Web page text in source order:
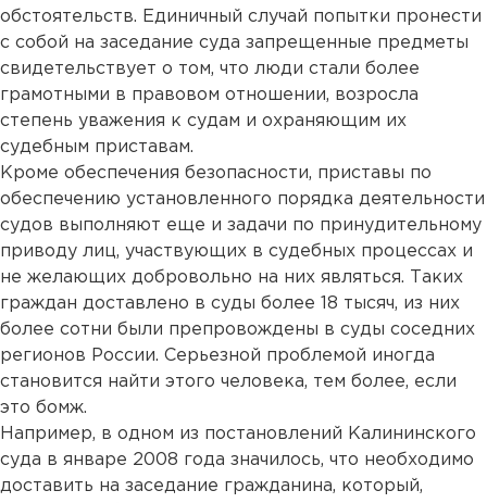
обстоятельств. Единичный случай попытки пронести
с собой на заседание суда запрещенные предметы
свидетельствует о том, что люди стали более
грамотными в правовом отношении, возросла
степень уважения к судам и охраняющим их
судебным приставам.
Кроме обеспечения безопасности, приставы по
обеспечению установленного порядка деятельности
судов выполняют еще и задачи по принудительному
приводу лиц, участвующих в судебных процессах и
не желающих добровольно на них являться. Таких
граждан доставлено в суды более 18 тысяч, из них
более сотни были препровождены в суды соседних
регионов России. Серьезной проблемой иногда
становится найти этого человека, тем более, если
это бомж.
Например, в одном из постановлений Калининского
суда в январе 2008 года значилось, что необходимо
доставить на заседание гражданина, который,